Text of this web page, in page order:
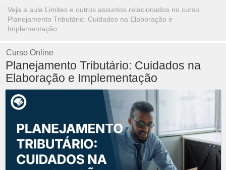
Veja a aula Limites e outros assuntos relacionados no curso
Planejamento Tributário: Cuidados na Elaboração e
Implementação
Curso Online
Planejamento Tributário: Cuidados na
Elaboração e Implementação